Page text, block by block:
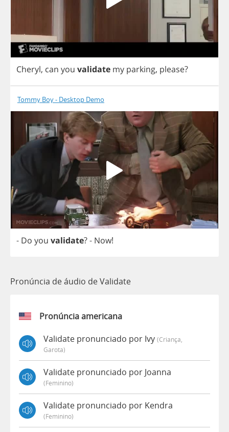
Cheryl, can you validate my parking, please?
Tommy Boy - Desktop Demo
- Do you validate?- Now!
Pronúncia de áudio de Validate
Pronúncia americana
Validate pronunciado por Ivy (criança,
Garota)
Validate pronunciado por Joanna
(feminino)
Validate pronunciado por Kendra
(feminino)